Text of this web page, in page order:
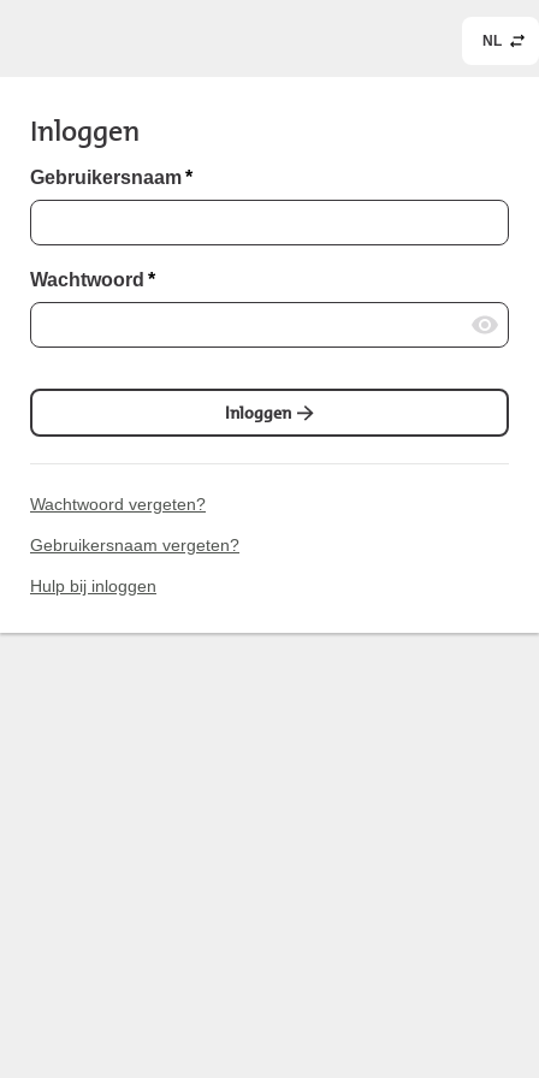
NL
Inloggen
Gebruikersnaam*
Wachtwoord *
Inloggen
Wachtwoord vergeten?
Gebruikersnaam vergeten?
Hulp bij inloggen